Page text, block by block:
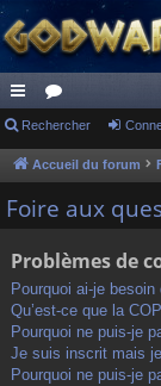
ac
co
ur
s
or
u
Rechercher
Accueil du forum
Foire aux
Problèmes de
Pourquoi ai-je besoin
Qu’est-ce que la
Pourquoi ne puis-je
Je suis inscrit mais
Pourquoi ne puis-je